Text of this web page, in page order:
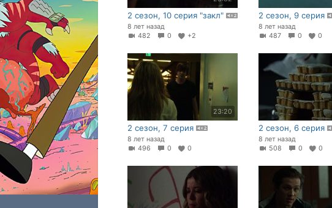
2 сезон, 10 серия "закл"
8 лет назад
482
0 +2
2 сезон, 9 серия
8 лет назад
487
0 0
23:20
2 сезон, 7 серия
8 лет назад
496
0 0
2 сезон, 6 серия
8 лет назад
508
0 0